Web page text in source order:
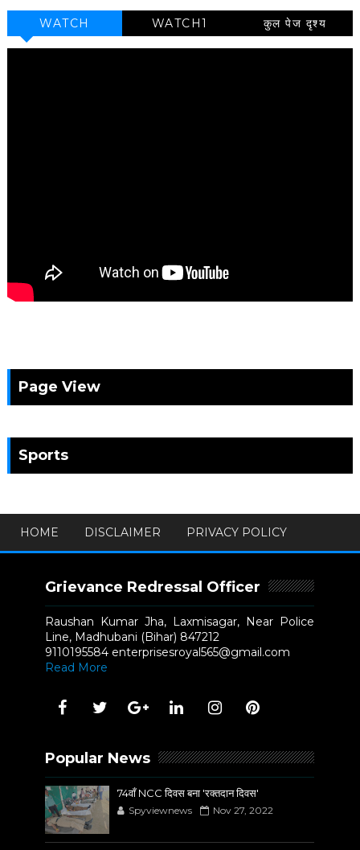
WATCH WATCH1 कुल पेज दृश्य
Page View
Sports
HOME DISCLAIMER PRIVACY POLICY
Grievance Redressal Officer
Raushan Kumar Jha, Laxmisagar, Near Police
Line, Madhubani (Bihar) 847212
9110195584 enterprisesroyal565@gmail.com
Read More
Popular News
74वाँ NCC दिवस बना 'रक्तदान दिवस'
Spyviewnews Nov 27, 2022